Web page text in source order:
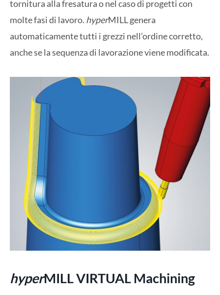
tornitura alla fresatura o nel caso di progetti con
molte fasi di lavoro. hyperMILL genera
automaticamente tutti i grezzi nell’ordine corretto,
anche se la sequenza di lavorazione viene modificata.
hyperMILL VIRTUAL Machining